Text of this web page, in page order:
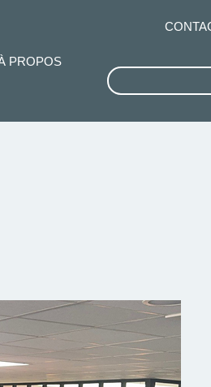
PROPOS